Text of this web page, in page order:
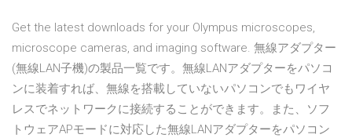
Get the latest downloads for your Olympus microscopes,
microscope cameras, and imaging software. 無線アダプター
(無線LAN子機)の製品一覧です。無線LANアダプターをパソコ
ンに装着すれば、無線を搭載していないパソコンでもワイヤ
レスでネットワークに接続することができます。また、ソフ
トウェアAPモードに対応した無線LANアダプターをパソコン